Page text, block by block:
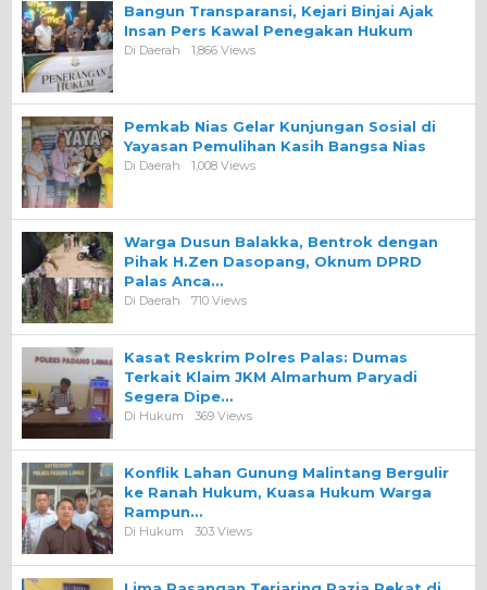
Bangun Transparansi, Kejari Binjai Ajak
Insan Pers Kawal Penegakan Hukum
Di Daerah 1,866 Views
Pemkab Nias Gelar Kunjungan Sosial di
Yayasan Pemulihan Kasih Bangsa Nias
Di Daerah 1,008 Views
Warga Dusun Balakka, Bentrok dengan
Pihak H.Zen Dasopang, Oknum DPRD
Palas Anca…
Di Daerah 710 Views
Kasat Reskrim Polres Palas: Dumas
Terkait Klaim JKM Almarhum Paryadi
Segera Dipe…
Di Hukum 369 Views
Konflik Lahan Gunung Malintang Bergulir
ke Ranah Hukum, Kuasa Hukum Warga
Rampun…
Di Hukum 303 Views